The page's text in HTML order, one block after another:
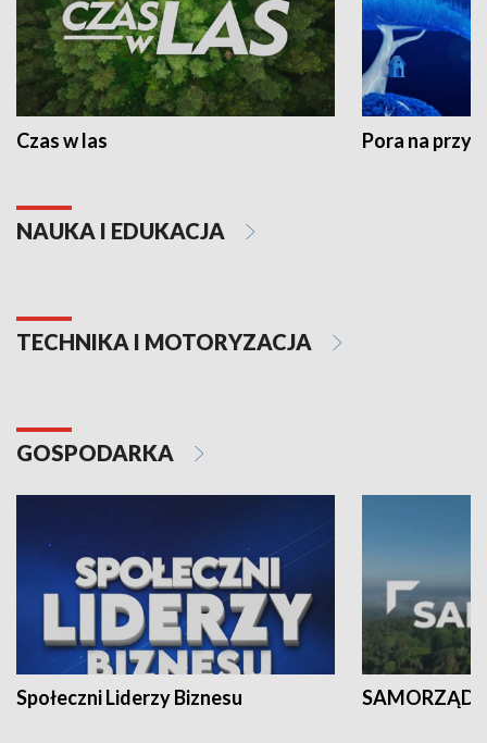
Czas w las Pora na
NAUKA I EDUKACJA
TECHNIKA I MOTORYZACJA
GOSPODARKA
Społeczni Liderzy Biznesu SAMORZĄD